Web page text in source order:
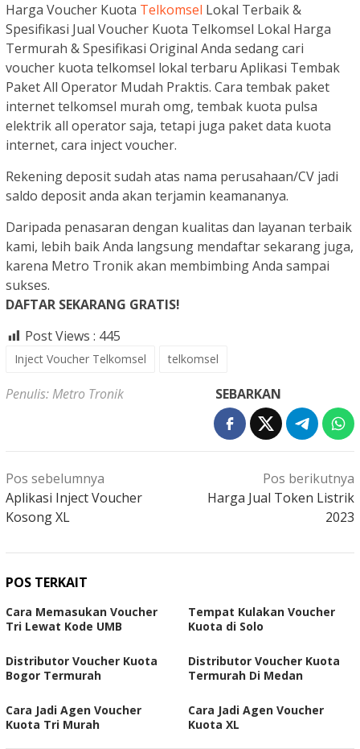
Harga Voucher Kuota Telkomsel Lokal Terbaik &
Spesifikasi Jual Voucher Kuota Telkomsel Lokal Harga
Termurah & Spesifikasi Original Anda sedang cari
voucher kuota telkomsel lokal terbaru Aplikasi Tembak
Paket All Operator Mudah Praktis. Cara tembak paket
internet telkomsel murah omg, tembak kuota pulsa
elektrik all operator saja, tetapi juga paket data kuota
internet, cara inject voucher.
Rekening deposit sudah atas nama perusahaan/CV jadi
saldo deposit anda akan terjamin keamananya.
Daripada penasaran dengan kualitas dan layanan terbaik
kami, lebih baik Anda langsung mendaftar sekarang juga,
karena Metro Tronik akan membimbing Anda sampai
sukses.
DAFTAR SEKARANG GRATIS!
Post Views : 445
Inject Voucher Telkomsel telkomsel
Penulis: Metro Tronik SEBARKAN
Navigasi
pos
Pos sebelumnya
Aplikasi Inject Voucher
Kosong XL
Pos berikutnya
Harga Jual Token Listrik
2023
POS TERKAIT
Cara Memasukan Voucher
Tri Lewat Kode UMB
Tempat Kulakan Voucher
Kuota di Solo
Distributor Voucher Kuota
Bogor Termurah
Distributor Voucher Kuota
Termurah Di Medan
Cara Jadi Agen Voucher
Kuota Tri Murah
Cara Jadi Agen Voucher
Kuota XL